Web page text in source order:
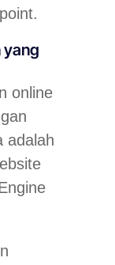
yang
online
adalah